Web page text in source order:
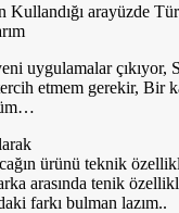
Kullandığı arayüzde
uygulamalar çıkıyor,
etmem gerekir, Bir
ürünü teknik
arasında tenik
farkı bulman lazım..